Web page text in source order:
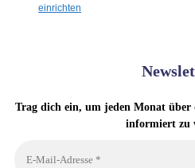
einrichten
Trag dich ein, um jeden Monat über
informiert zu